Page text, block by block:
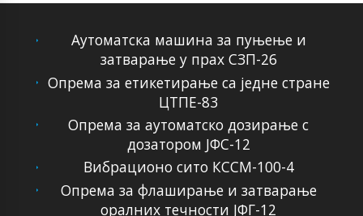
Аутоматска машина за пуњење и
затварање у прах СЗП-26
Опрема за етикетирање са једне стране
ЦТПЕ-83
Опрема за аутоматско дозирање с
дозатором ЈФС-12
Вибрационо сито КССМ-100-4
Опрема за флаширање и затварање
оралних течности ЈФГ-12